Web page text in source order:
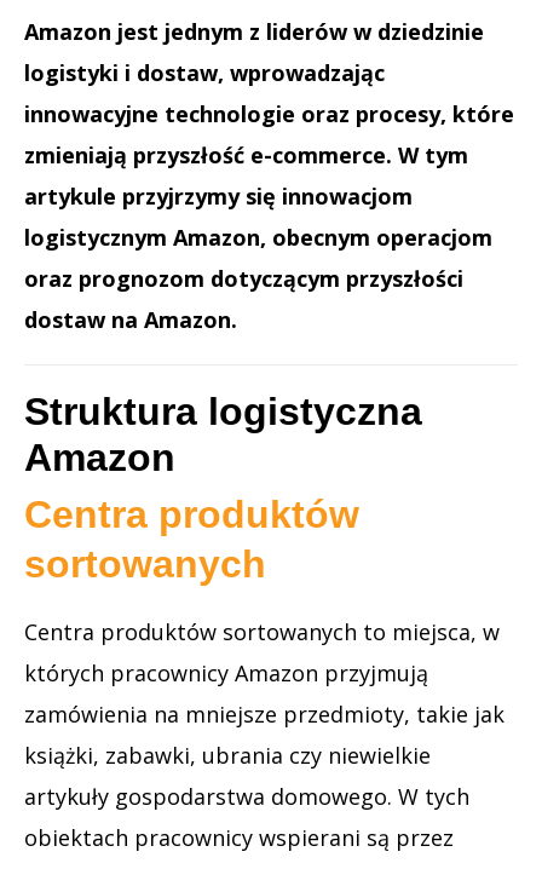
Amazon jest jednym z liderów w dziedzinie
logistyki i dostaw, wprowadzając
innowacyjne technologie oraz procesy, które
zmieniają przyszłość e-commerce. W tym
artykule przyjrzymy się innowacjom
logistycznym Amazon, obecnym operacjom
oraz prognozom dotyczącym przyszłości
dostaw na Amazon.
Struktura logistyczna
Amazon
Centra produktów
sortowanych
Centra produktów sortowanych to miejsca, w
których pracownicy Amazon przyjmują
zamówienia na mniejsze przedmioty, takie jak
książki, zabawki, ubrania czy niewielkie
artykuły gospodarstwa domowego. W tych
obiektach pracownicy wspierani są przez